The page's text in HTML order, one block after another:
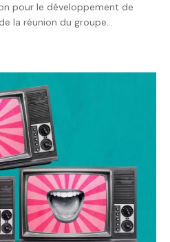
pour le développement de
la réunion du groupe…